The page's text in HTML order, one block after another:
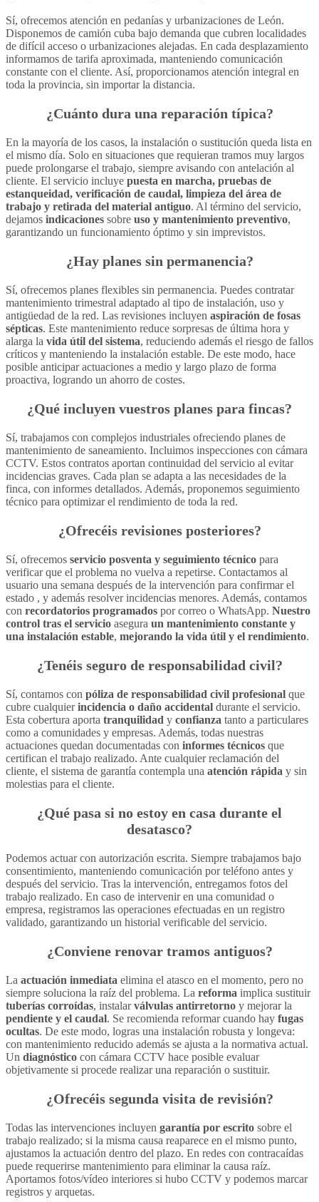
Sí, ofrecemos atención en pedanías y urbanizaciones de León.
Disponemos de camión cuba bajo demanda que cubren localidades
de difícil acceso o urbanizaciones alejadas. En cada desplazamiento
informamos de tarifa aproximada, manteniendo comunicación
constante con el cliente. Así, proporcionamos atención integral en
toda la provincia, sin importar la distancia.
¿Cuánto dura una reparación típica?
En la mayoría de los casos, la instalación o sustitución queda lista en
el mismo día. Solo en situaciones que requieran tramos muy largos
puede prolongarse el trabajo, siempre avisando con antelación al
cliente. El servicio incluye puesta en marcha, pruebas de
estanqueidad, verificación de caudal, limpieza del área de
trabajo y retirada del material antiguo. Al término del servicio,
dejamos indicaciones sobre uso y mantenimiento preventivo,
garantizando un funcionamiento óptimo y sin imprevistos.
¿Hay planes sin permanencia?
Sí, ofrecemos planes flexibles sin permanencia. Puedes contratar
mantenimiento trimestral adaptado al tipo de instalación, uso y
antigüedad de la red. Las revisiones incluyen aspiración de fosas
sépticas. Este mantenimiento reduce sorpresas de última hora y
alarga la vida útil del sistema, reduciendo además el riesgo de fallos
críticos y manteniendo la instalación estable. De este modo, hace
posible anticipar actuaciones a medio y largo plazo de forma
proactiva, logrando un ahorro de costes.
¿Qué incluyen vuestros planes para fincas?
Sí, trabajamos con complejos industriales ofreciendo planes de
mantenimiento de saneamiento. Incluimos inspecciones con cámara
CCTV. Estos contratos aportan continuidad del servicio al evitar
incidencias graves. Cada plan se adapta a las necesidades de la
finca, con informes detallados. Además, proponemos seguimiento
técnico para optimizar el rendimiento de toda la red.
¿Ofrecéis revisiones posteriores?
Sí, ofrecemos servicio posventa y seguimiento técnico para
verificar que el problema no vuelva a repetirse. Contactamos al
usuario una semana después de la intervención para confirmar el
estado , y además resolver incidencias menores. Además, contamos
con recordatorios programados por correo o WhatsApp. Nuestro
control tras el servicio asegura un mantenimiento constante y
una instalación estable, mejorando la vida útil y el rendimiento.
¿Tenéis seguro de responsabilidad civil?
Sí, contamos con póliza de responsabilidad civil profesional que
cubre cualquierincidencia o daño accidental durante el servicio.
Esta cobertura aporta tranquilidad y confianza tanto a particulares
como a comunidades y empresas. Además, todas nuestras
actuaciones quedan documentadas con informes técnicos que
certifican el trabajo realizado. Ante cualquier reclamación del
cliente, el sistema de garantía contempla una atención rápida y sin
molestias para el cliente.
¿Qué pasa si no estoy en casa durante el
desatasco?
Podemos actuar con autorización escrita. Siempre trabajamos bajo
consentimiento, manteniendo comunicación por teléfono antes y
después del servicio. Tras la intervención, entregamos fotos del
trabajo realizado. En caso de intervenir en una comunidad o
empresa, registramos las operaciones efectuadas en un registro
validado, garantizando un historial verificable del servicio.
¿Conviene renovar tramos antiguos?
La actuación inmediata elimina el atasco en el momento, pero no
siempre soluciona la raíz del problema. La reforma implica sustituir
tuberías corroídas, instalarválvulas antirretorno y mejorar la
pendiente y el caudal. Se recomienda reformar cuando hay fugas
ocultas. De este modo, logras una instalación robusta y longeva:
con mantenimiento reducido además se ajusta a la normativa actual.
Un diagnóstico con cámara CCTV hace posible evaluar
objetivamente si procede realizar una reparación o sustituir.
¿Ofrecéis segunda visita de revisión?
Todas las intervenciones incluyen garantía por escrito sobre el
trabajo realizado; si la misma causa reaparece en el mismo punto,
ajustamos la actuación dentro del plazo. En redes con contracaídas
puede requerirse mantenimiento para eliminar la causa raíz.
Aportamos fotos/vídeo interiores si hubo CCTV y podemos marcar
registros y arquetas.